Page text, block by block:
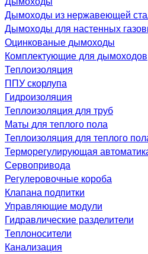
Дымоходы из нержавеющей
Дымоходы для настенных
Оцинкованые дымоходы
Комплектующие для дымоходов
Теплоизоляция
ППУ скорлупа
Гидроизоляция
Теплоизоляция для труб
Маты для теплого пола
Теплоизоляция для теплого
Терморегулирующая
Сервопривода
Регулеровочные короба
Клапана подпитки
Управляющие модули
Гидравлические разделители
Теплоносители
Канализация